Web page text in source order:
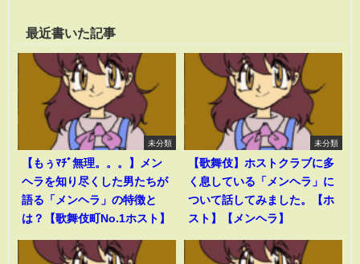
最近書いた記事
未分類
【もぅﾏﾁﾞ無理。。。】メン
ヘラを知り尽くした男たちが
語る「メンヘラ」の特徴と
は？【歌舞伎町No.1ホスト】
未分類
【歌舞伎】ホストクラブに多
く息している「メンヘラ」に
ついて話してみました。【ホ
スト】【メンヘラ】